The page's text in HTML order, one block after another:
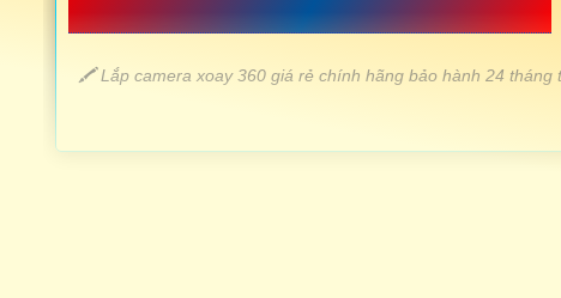
️🖍 Lắp camera xoay 360 giá rẻ chính hãng bảo hành 24